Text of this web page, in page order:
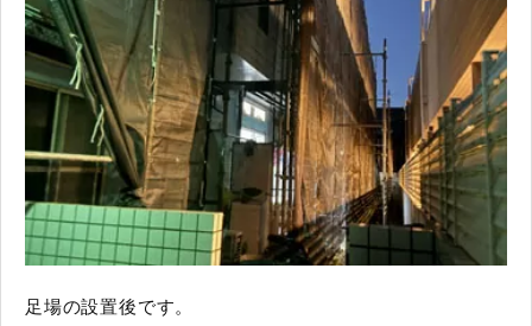
足場の設置後です。